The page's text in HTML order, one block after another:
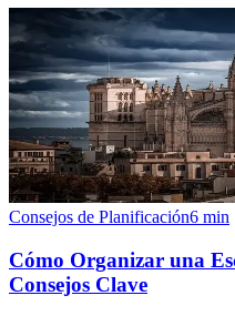
Consejos de Planificación6 min
Cómo Organizar una
Consejos Clave